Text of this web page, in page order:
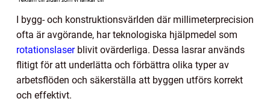
I bygg- och konstruktionsvärlden där millimeterprecision
ofta är avgörande, har teknologiska hjälpmedel som
rotationslaserblivit ovärderliga. Dessa lasrar används
flitigt för att underlätta och förbättra olika typer av
arbetsflöden och säkerställa att byggen utförs korrekt
och effektivt.